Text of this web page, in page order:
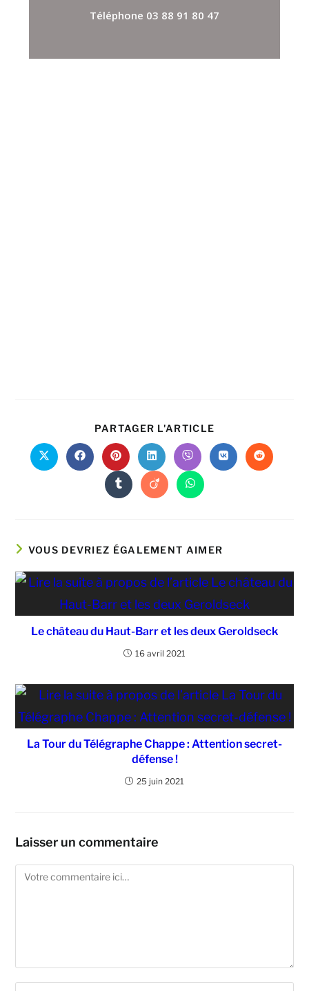
Téléphone 03 88 91 80 47
PARTAGER L'ARTICLE
VOUS DEVRIEZ ÉGALEMENT AIMER
Le château du Haut-Barr et les deux Geroldseck
16 avril 2021
La Tour du Télégraphe Chappe : Attention secret-
défense !
25 juin 2021
Laisser un commentaire